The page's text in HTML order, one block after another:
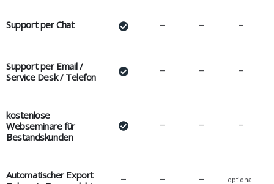
Support per Chat – – –
Support per Email /
Service Desk / Telefon
– – –
kostenlose
Webseminare für
Bestandskunden
– – –
Automatischer Export
– – – optional